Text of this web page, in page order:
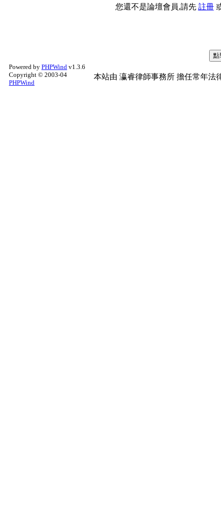
您還不是論壇會員,請先 註冊
Powered by PHPWind v1.3.6
Copyright © 2003-04
PHPWind
本站由 瀛睿律師事務所 擔任常年法